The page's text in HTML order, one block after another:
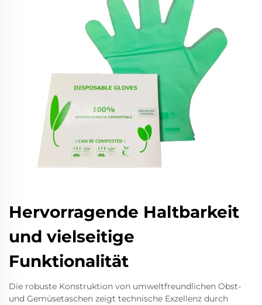
Hervorragende Haltbarkeit
und vielseitige
Funktionalität
Die robuste Konstruktion von umweltfreundlichen Obst-
und Gemüsetaschen zeigt technische Exzellenz durch